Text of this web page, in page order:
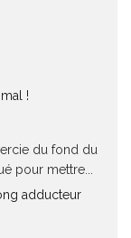
!
du fond du
pour mettre...
adducteur